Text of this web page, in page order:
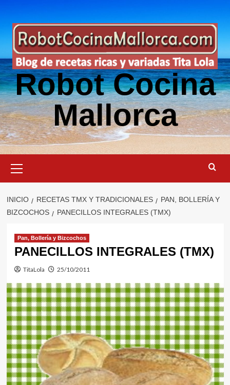
contenido
Robot Cocina
Mallorca
primario
INICIO RECETAS TMX Y TRADICIONALES
PAN, BOLLERÍA Y
BIZCOCHOS
PANECILLOS INTEGRALES (TMX)
Pan, Bollería y Bizcochos
PANECILLOS INTEGRALES (TMX)
TitaLola 25/10/2011